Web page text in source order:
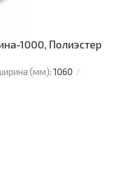
1000, Полиэстер
(мм): 1060